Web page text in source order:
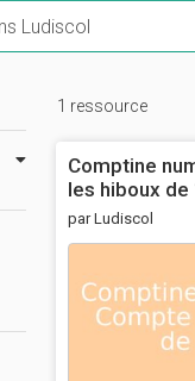
1 ressource
Comptine
les hiboux de
par Ludiscol